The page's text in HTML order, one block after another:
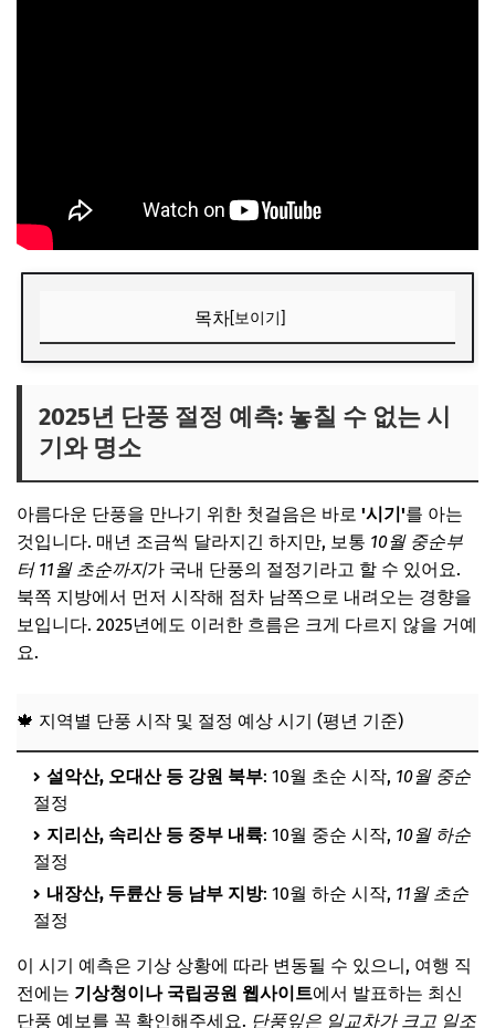
목차[보이기]
🍁 지역별 단풍 시작 및 절정 예상 시기 (평년 기준)
📌 지금 뜨는 꿀정보! 놓치지 마세요
추가할인 코드 WRVE6
인생 단풍 만끽! 추천 국내 가을 여행 코스 BEST 3
🍂 1. 설악산: 붉은 그림이 펼쳐지는 비선대-천불동 계곡
🍂 2. 내장산: 황홀한 단풍 터널, 내장사-백양사
🍂 3. 지리산: 고요한 단풍 드라이브, 피아골-뱀사골
북적임 없이 즐기는 숨은 단풍 명소 & 이색 테마 여행
✨ 1. 수도권 근교 당일치기 단풍길: 자연 속 힐링
📌 지금 뜨는 꿀정보! 놓치지 마세요
완벽한 단풍 여행을 위한 준비물 & 꿀팁
🎒 1. 가을 단풍 여행 필수 준비물
2025년 단풍 절정 예측: 놓칠 수 없는 시
기와 명소
아름다운 단풍을 만나기 위한 첫걸음은 바로 '시기'를 아는
것입니다. 매년 조금씩 달라지긴 하지만, 보통 10월 중순부
터 11월 초순까지가 국내 단풍의 절정기라고 할 수 있어요.
북쪽 지방에서 먼저 시작해 점차 남쪽으로 내려오는 경향을
보입니다. 2025년에도 이러한 흐름은 크게 다르지 않을 거예
요.
🍁 지역별 단풍 시작 및 절정 예상 시기 (평년 기준)
설악산, 오대산 등 강원 북부: 10월 초순 시작, 10월 중순
절정
지리산, 속리산 등 중부 내륙: 10월 중순 시작, 10월 하순
절정
내장산, 두륜산 등 남부 지방: 10월 하순 시작, 11월 초순
절정
이 시기 예측은 기상 상황에 따라 변동될 수 있으니, 여행 직
전에는 기상청이나 국립공원 웹사이트에서 발표하는 최신
단풍 예보를 꼭 확인해주세요. 단풍잎은 일교차가 크고 일조